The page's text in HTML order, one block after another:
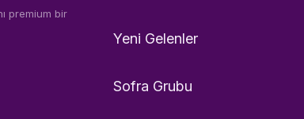
premium bir
Yeni Gelenler
Sofra Grubu